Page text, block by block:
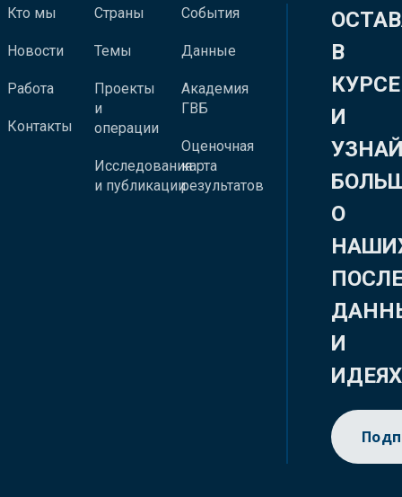
Кто мы
Новости
Работа
Контакты
Страны
Темы
Проекты
и
операции
Исследования
и публикации
События
Данные
Академия
ГВБ
Оценочная
карта
результатов
В
КУРСЕ
И
О
И
ИДЕЯХ